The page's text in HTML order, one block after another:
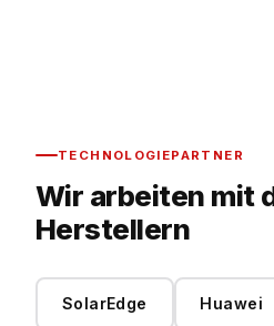
TECHNOLOGIEPARTNER
Wir arbeiten mit
Herstellern
SolarEdge Huawei